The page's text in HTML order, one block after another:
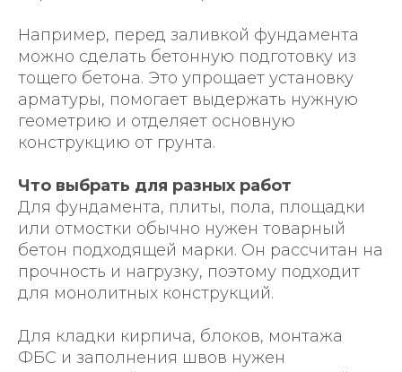
Например, перед заливкой фундамента
можно сделать бетонную подготовку из
тощего бетона. Это упрощает установку
арматуры, помогает выдержать нужную
геометрию и отделяет основную
конструкцию от грунта.
Что выбрать для разных работ
Для фундамента, плиты, пола, площадки
или отмостки обычно нужен товарный
бетон подходящей марки. Он рассчитан на
прочность и нагрузку, поэтому подходит
для монолитных конструкций.
Для кладки кирпича, блоков, монтажа
ФБС и заполнения швов нужен